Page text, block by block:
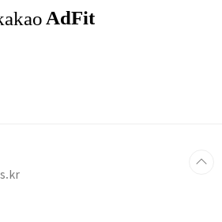
로스펙션)하고, 검증
니다. 그렇다면 왜